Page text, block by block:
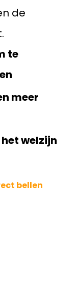
de
te
meer
welzijn
bellen